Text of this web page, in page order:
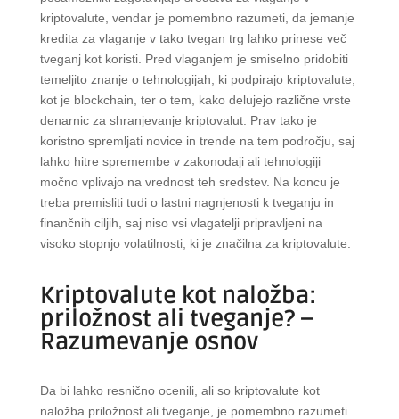
kriptovalute, vendar je pomembno razumeti, da jemanje
kredita za vlaganje v tako tvegan trg lahko prinese več
tveganj kot koristi. Pred vlaganjem je smiselno pridobiti
temeljito znanje o tehnologijah, ki podpirajo kriptovalute,
kot je blockchain, ter o tem, kako delujejo različne vrste
denarnic za shranjevanje kriptovalut. Prav tako je
koristno spremljati novice in trende na tem področju, saj
lahko hitre spremembe v zakonodaji ali tehnologiji
močno vplivajo na vrednost teh sredstev. Na koncu je
treba premisliti tudi o lastni nagnjenosti k tveganju in
finančnih ciljih, saj niso vsi vlagatelji pripravljeni na
visoko stopnjo volatilnosti, ki je značilna za kriptovalute.
Kriptovalute kot naložba:
priložnost ali tveganje? –
Razumevanje osnov
Da bi lahko resnično ocenili, ali so kriptovalute kot
naložba priložnost ali tveganje, je pomembno razumeti